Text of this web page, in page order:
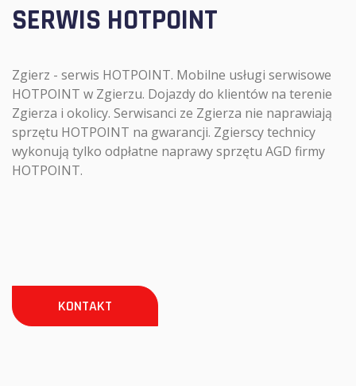
SERWIS HOTPOINT
Zgierz - serwis HOTPOINT. Mobilne usługi serwisowe
HOTPOINT w Zgierzu. Dojazdy do klientów na terenie
Zgierza i okolicy. Serwisanci ze Zgierza nie naprawiają
sprzętu HOTPOINT na gwarancji. Zgierscy technicy
wykonują tylko odpłatne naprawy sprzętu AGD firmy
HOTPOINT.
KONTAKT